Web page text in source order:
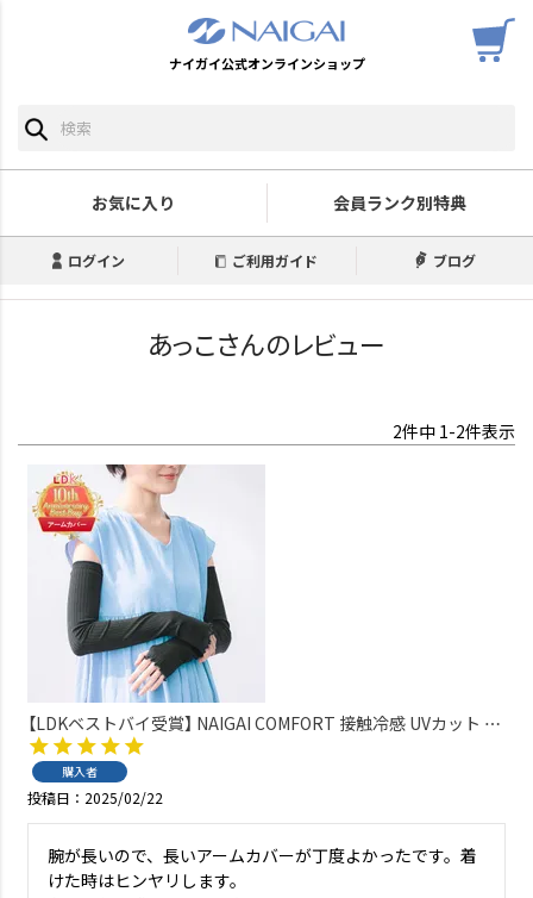
ナイガイ公式オンラインショップ
お気に入り 会員ランク別特典
ログイン ご利用ガイド ブログ
あっこさんのレビュー
2件中 1-2件表示
【LDKベストバイ受賞】 NAIGAI COMFORT 接触冷感 UVカット リ
ブアームカバー スーパーロング丈 55cm 無地 アイスハウス【365
購入者
投稿日 2025/02/22
腕が長いので、長いアームカバーが丁度よかったです。着
けた時はヒンヤリします。